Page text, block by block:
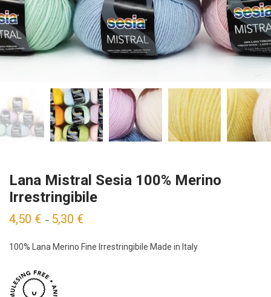
Lana Mistral Sesia 100% Merino
Irrestringibile
4,50 € – 5,30 €
100% Lana Merino Fine Irrestringibile Made in Italy